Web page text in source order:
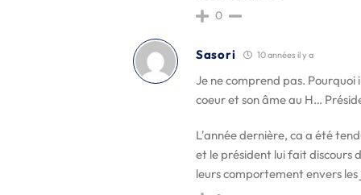
0
Sasori 10 années il y a
Je ne comprend pas. Pourquoi
coeur et son âme au H…
L'année dernière, ca a été
et le président lui fait discours
leurs comportement envers les